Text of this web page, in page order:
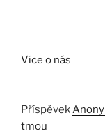
Více o nás
Příspěvek
tmou